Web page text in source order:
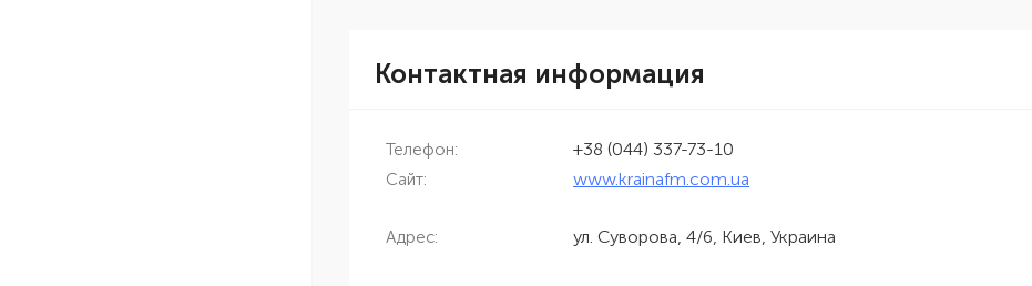
Контактная информация
Телефон: +38 (044) 337-73-10
Сайт: www.krainafm.com.ua
Адрес: ул. Суворова, 4/6, Киев, Украина